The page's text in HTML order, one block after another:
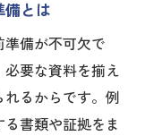
備とは
備が不可欠で
要な資料を揃え
るからです。例
書類や証拠をま